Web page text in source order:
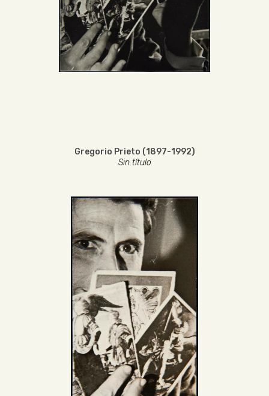
Gregorio Prieto (1897-1992)
Sin título